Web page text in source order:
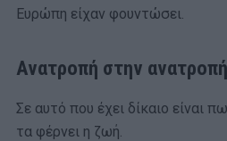
Ευρώπη είχαν φουντώσει.
Ανατροπή στην ανατροπή
Σε αυτό που έχει δίκαιο είναι
τα φέρνει η ζωή.